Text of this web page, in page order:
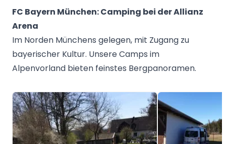
FC Bayern München: Camping bei der Allianz
Arena
Im Norden Münchens gelegen, mit Zugang zu
bayerischer Kultur. Unsere Camps im
Alpenvorland bieten feinstes Bergpanoramen.
Image 1 of 5 Image 1 of 5